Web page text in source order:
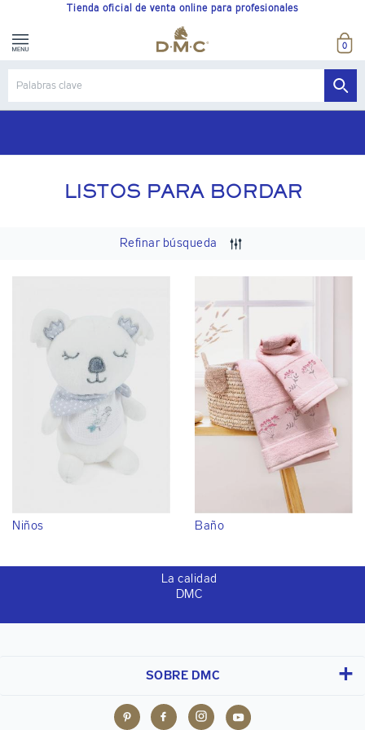
Tienda oficial de venta online para profesionales
0
LISTOS PARA BORDAR
Refinar búsqueda
Niños Baño
La calidad
DMC
SOBRE DMC